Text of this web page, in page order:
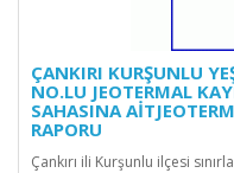
ÇANKIRI KURŞUNLU
NO.LU JEOTERMAL
SAHASINA
RAPORU
Çankırı ili Kurşunlu ilçesi